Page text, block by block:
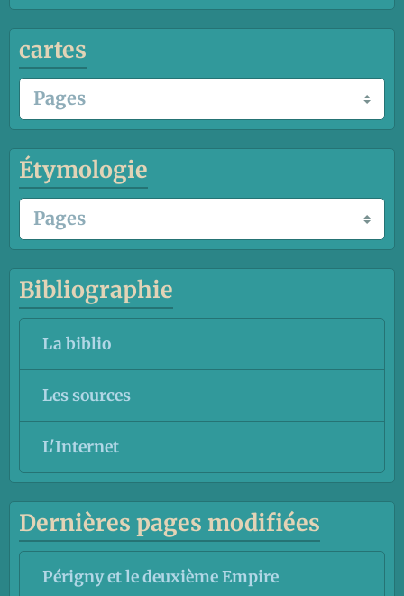
cartes
Étymologie
Bibliographie
La biblio
Les sources
L'Internet
Dernières pages modifiées
Périgny et le deuxième Empire